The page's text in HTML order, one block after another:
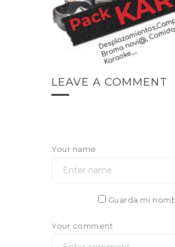
LEAVE A COMMENT
Your name
Guarda mi
Your comment